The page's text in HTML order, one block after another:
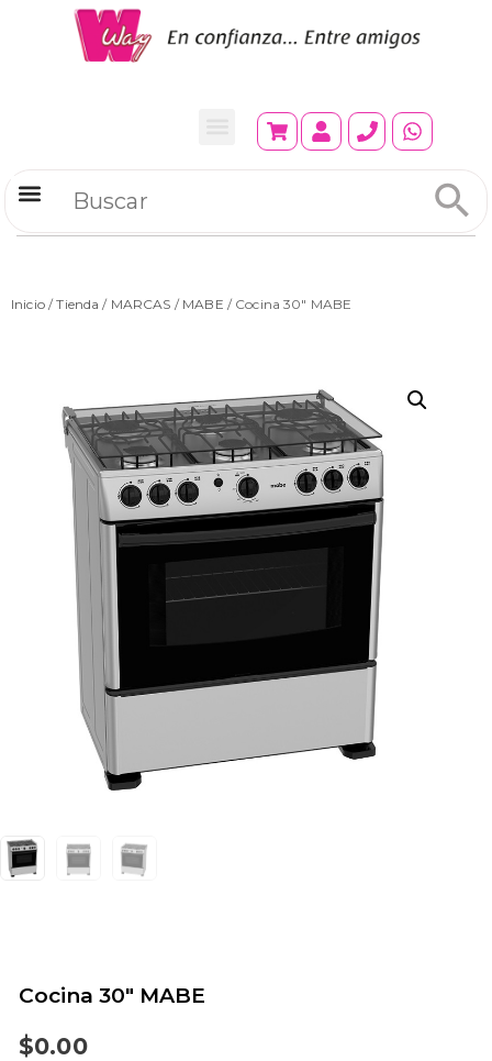
Inicio/Tienda / MARCAS / MABE / Cocina 30″ MABE
Cocina 30″ MABE
$0.00